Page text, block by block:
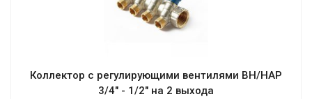
Коллектор с регулирующими вентилями ВН/НАР
3/4" - 1/2" на 2 выхода